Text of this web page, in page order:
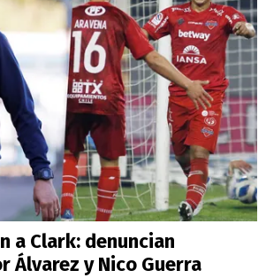
a Clark: denuncian
Álvarez y Nico Guerra